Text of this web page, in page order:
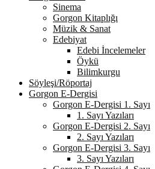
Sinema
Gorgon Kitaplığı
Müzik & Sanat
Edebiyat
Edebi İncelemeler
Öykü
Bilimkurgu
Söyleşi/Röportaj
Gorgon E-Dergisi
Gorgon E-Dergisi 1. Sayı
1. Sayı Yazıları
Gorgon E-Dergisi 2. Sayı
2. Sayı Yazıları
Gorgon E-Dergisi 3. Sayı
3. Sayı Yazıları